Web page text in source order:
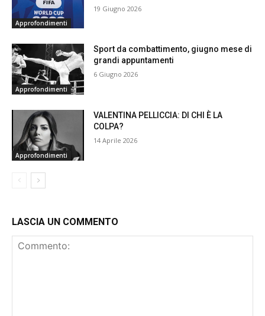
Approfondimenti
19 Giugno 2026
Approfondimenti
Sport da combattimento, giugno mese di
grandi appuntamenti
6 Giugno 2026
Approfondimenti
VALENTINA PELLICCIA: DI CHI È LA
COLPA?
14 Aprile 2026
LASCIA UN COMMENTO